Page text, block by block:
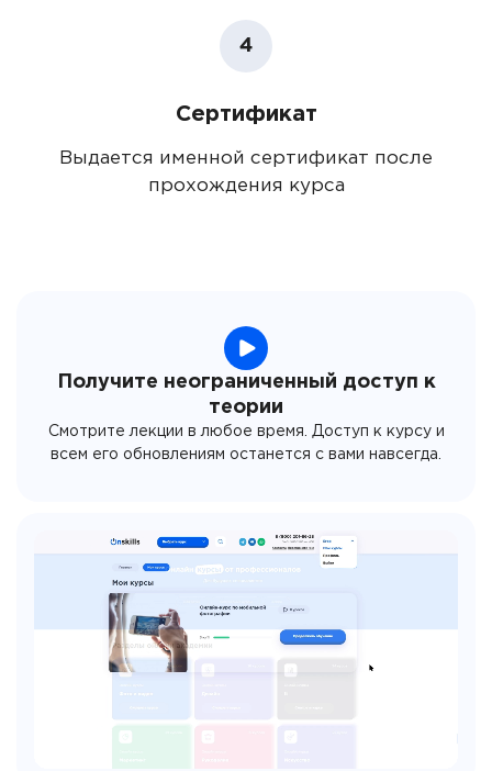
4
Сертификат
Выдается именной сертификат после
прохождения курса
Получите неограниченный доступ к
теории
Смотрите лекции в любое время. Доступ к курсу и
всем его обновлениям останется с вами навсегда.